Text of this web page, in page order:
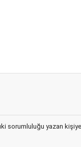
sorumluluğu yazan